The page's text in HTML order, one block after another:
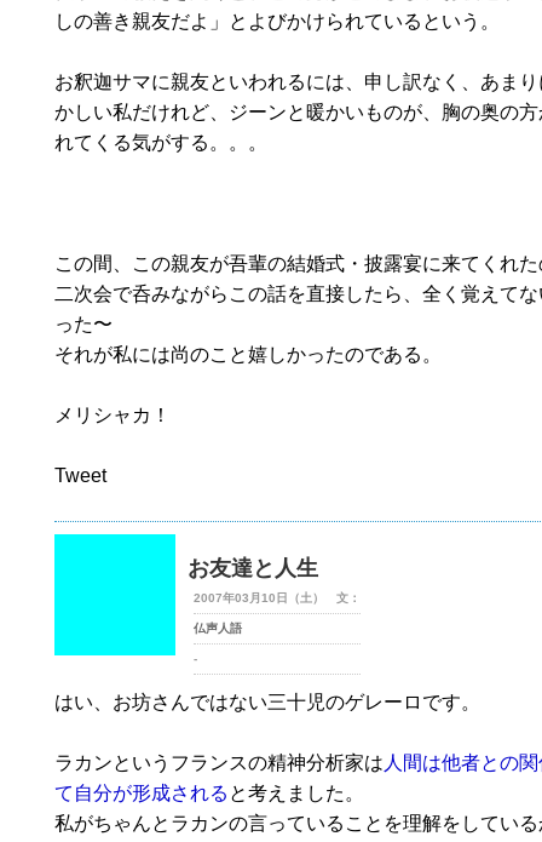
しの善き親友だよ」とよびかけられているという。
お釈迦サマに親友といわれるには、申し訳なく、あま
かしい私だけれど、ジーンと暖かいものが、胸の奥の
れてくる気がする。。。
この間、この親友が吾輩の結婚式・披露宴に来てくれ
二次会で呑みながらこの話を直接したら、全く覚えて
った〜
それが私には尚のこと嬉しかったのである。
メリシャカ！
Tweet
お友達と人生
2007年03月10日（土） 文：
仏声人語
-
はい、お坊さんではない三十児のゲレーロです。
ラカンというフランスの精神分析家は 人間は他者との
て自分が形成される と考えました。
私がちゃんとラカンの言っていることを理解をしてい